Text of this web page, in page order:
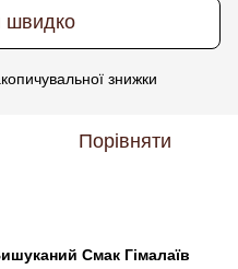
швидко
знижки
Порівняти
Смак Гімалаїв